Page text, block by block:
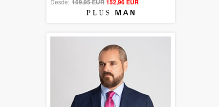
out of 5
Desde: 169,95 EUR152,96 EUR